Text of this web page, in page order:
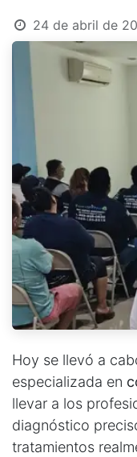
24 de abril de
Hoy se llevó a
especializada en
llevar a los
diagnóstico
tratamientos